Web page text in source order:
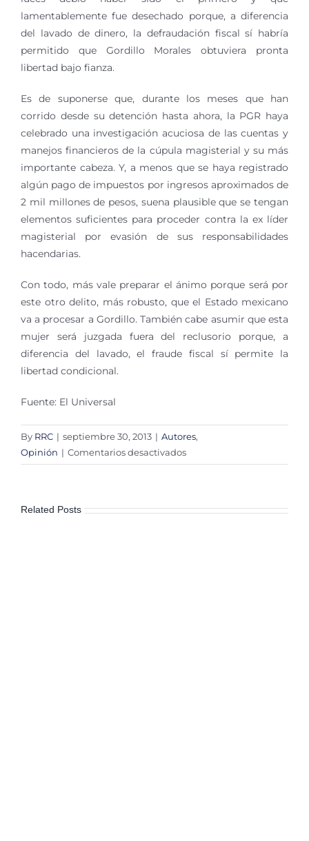
lamentablemente fue desechado porque, a diferencia
del lavado de dinero, la defraudación fiscal sí habría
permitido que Gordillo Morales obtuviera pronta
libertad bajo fianza.
Es de suponerse que, durante los meses que han
corrido desde su detención hasta ahora, la PGR haya
celebrado una investigación acuciosa de las cuentas y
manejos financieros de la cúpula magisterial y su más
importante cabeza. Y, a menos que se haya registrado
algún pago de impuestos por ingresos aproximados de
2 mil millones de pesos, suena plausible que se tengan
elementos suficientes para proceder contra la ex líder
magisterial por evasión de sus responsabilidades
hacendarias.
Con todo, más vale preparar el ánimo porque será por
este otro delito, más robusto, que el Estado mexicano
va a procesar a Gordillo. También cabe asumir que esta
mujer será juzgada fuera del reclusorio porque, a
diferencia del lavado, el fraude fiscal sí permite la
libertad condicional.
Fuente: El Universal
By RRC | septiembre 30, 2013 | Autores,
Opinión | Comentarios desactivadosen
¿Elba
Related Posts